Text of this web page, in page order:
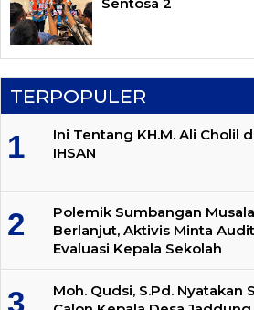
TERPOPULER
Ini Tentang KH.M. Ali Cholil
IHSAN
Polemik Sumbangan
Berlanjut, Aktivis Minta
Evaluasi Kepala Sekolah
Moh. Qudsi, S.Pd. Nyatakan